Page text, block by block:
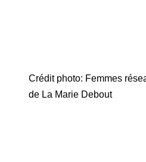
Crédit photo: Femmes
de La Marie Debout